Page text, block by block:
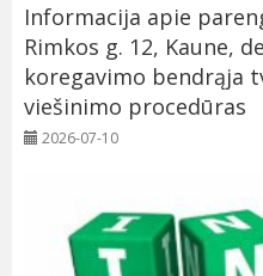
Informacija apie
Rimkos g. 12, Kaune,
koregavimo bendrąja
viešinimo procedūras
2026-07-10